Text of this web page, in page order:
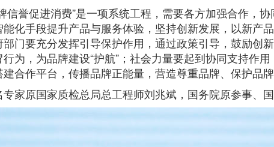
信誉促进消费”是一项系统工程，需要各方加强合作，
化手段提升产品与服务体验，坚持创新发展，以新产
门要充分发挥引导保护作用，通过政策引导，鼓励创
为，为品牌建设“护航”；社会力量要起到协同支持作
合作平台，传播品牌正能量，营造尊重品牌、保护品
家原国家质检总局总工程师刘兆斌，国务院原参事、